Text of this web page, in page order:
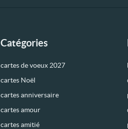
Catégories
cartes de voeux 2027
cartes Noël
cartes anniversaire
cartes amour
cartes amitié